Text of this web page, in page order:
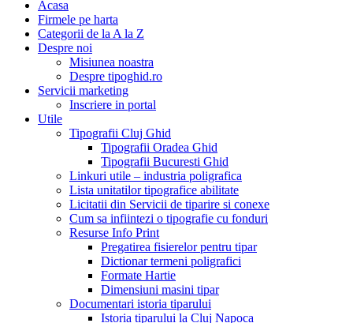
Acasa
Firmele pe harta
Categorii de la A la Z
Despre noi
Misiunea noastra
Despre tipoghid.ro
Servicii marketing
Inscriere in portal
Utile
Tipografii Cluj Ghid
Tipografii Oradea Ghid
Tipografii Bucuresti Ghid
Linkuri utile – industria poligrafica
Lista unitatilor tipografice abilitate
Licitatii din Servicii de tiparire si conexe
Cum sa infiintezi o tipografie cu fonduri
Resurse Info Print
Pregatirea fisierelor pentru tipar
Dictionar termeni poligrafici
Formate Hartie
Dimensiuni masini tipar
Documentari istoria tiparului
Istoria tiparului la Cluj Napoca